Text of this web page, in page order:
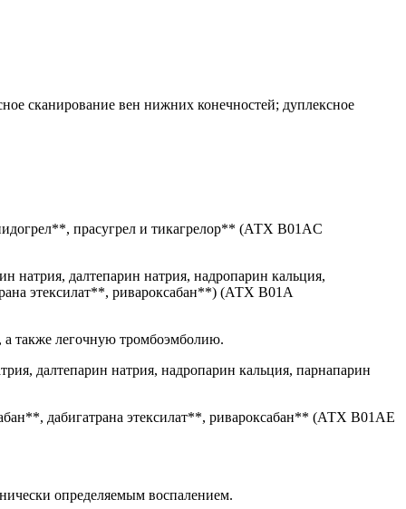
сканирование вен нижних конечностей; дуплексное
прасугрел и тикагрелор** (АТХ B01AC
натрия, далтепарин натрия, надропарин кальция,
этексилат**, ривароксабан**) (АТХ B01A
также легочную тромбоэмболию.
далтепарин натрия, надропарин кальция, парнапарин
дабигатрана этексилат**, ривароксабан** (АТХ B01AE
определяемым воспалением.